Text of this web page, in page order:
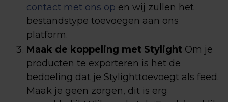
contact met ons op en wij zullen het
bestandstype toevoegen aan ons
platform.
Maak de koppeling met Stylight Om je
producten te exporteren is het de
bedoeling dat je Stylighttoevoegt als feed.
Maak je geen zorgen, dit is erg